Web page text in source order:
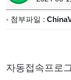
- 첨부파일 :
자동접속프로